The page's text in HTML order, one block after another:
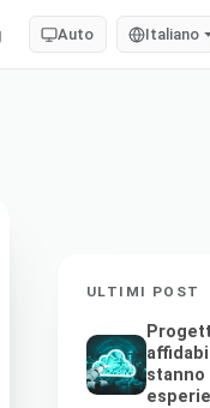
Auto Italiano
ULTIMI POST
stanno